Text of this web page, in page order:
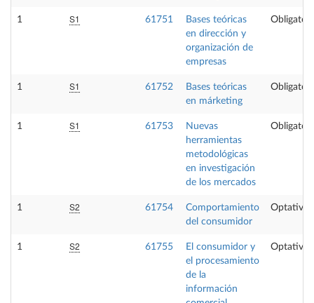
1 S1 61751
Bases teóricas
en dirección y
organización de
empresas
1 S1 61752
Bases teóricas
en márketing
1 S1 61753
Nuevas
herramientas
metodológicas
en investigación
de los mercados
1 S2 61754
Comportamiento
del consumidor
Optativa
1 S2 61755
El consumidor y
el procesamiento
de la
información
Optativa